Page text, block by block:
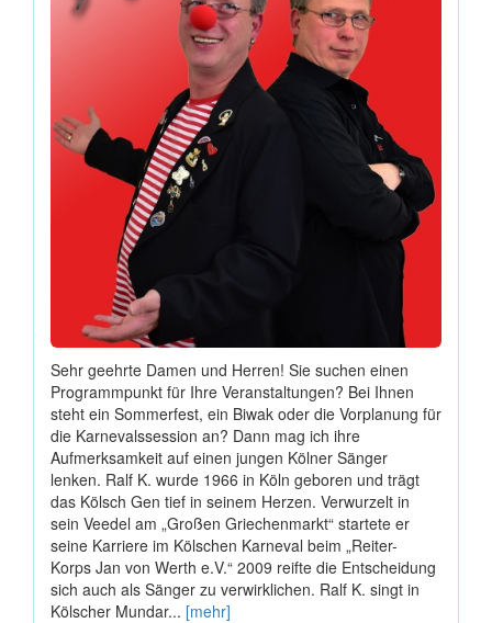
Sehr geehrte Damen und Herren! Sie suchen einen
Programmpunkt für Ihre Veranstaltungen? Bei Ihnen
steht ein Sommerfest, ein Biwak oder die Vorplanung für
die Karnevalssession an? Dann mag ich ihre
Aufmerksamkeit auf einen jungen Kölner Sänger
lenken. Ralf K. wurde 1966 in Köln geboren und trägt
das Kölsch Gen tief in seinem Herzen. Verwurzelt in
sein Veedel am „Großen Griechenmarkt“ startete er
seine Karriere im Kölschen Karneval beim „Reiter-
Korps Jan von Werth e.V.“ 2009 reifte die Entscheidung
sich auch als Sänger zu verwirklichen. Ralf K. singt in
Kölscher Mundar... [mehr]